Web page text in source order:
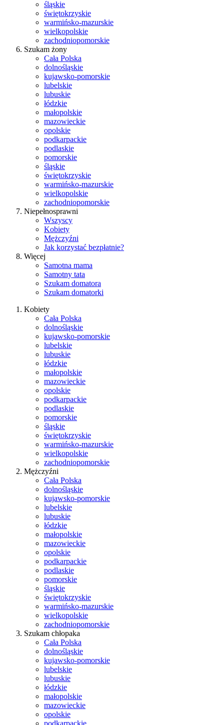
śląskie
świętokrzyskie
warmińsko-mazurskie
wielkopolskie
zachodniopomorskie
Szukam żony
Cała Polska
dolnośląskie
kujawsko-pomorskie
lubelskie
lubuskie
łódzkie
małopolskie
mazowieckie
opolskie
podkarpackie
podlaskie
pomorskie
śląskie
świętokrzyskie
warmińsko-mazurskie
wielkopolskie
zachodniopomorskie
Niepełnosprawni
Wszyscy
Kobiety
Mężczyźni
Jak korzystać bezpłatnie?
Więcej
Samotna mama
Samotny tata
Szukam domatora
Szukam domatorki
Kobiety
Cała Polska
dolnośląskie
kujawsko-pomorskie
lubelskie
lubuskie
łódzkie
małopolskie
mazowieckie
opolskie
podkarpackie
podlaskie
pomorskie
śląskie
świętokrzyskie
warmińsko-mazurskie
wielkopolskie
zachodniopomorskie
Mężczyźni
Cała Polska
dolnośląskie
kujawsko-pomorskie
lubelskie
lubuskie
łódzkie
małopolskie
mazowieckie
opolskie
podkarpackie
podlaskie
pomorskie
śląskie
świętokrzyskie
warmińsko-mazurskie
wielkopolskie
zachodniopomorskie
Szukam chłopaka
Cała Polska
dolnośląskie
kujawsko-pomorskie
lubelskie
lubuskie
łódzkie
małopolskie
mazowieckie
opolskie
podkarpackie